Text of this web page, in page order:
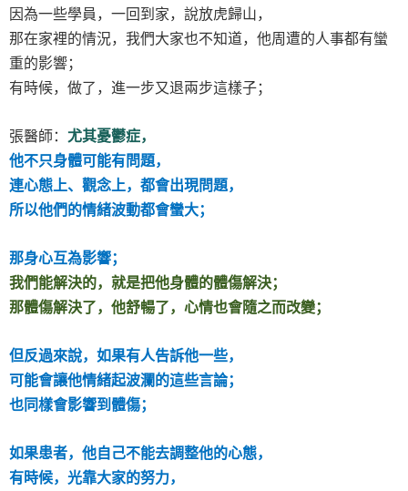
因為一些學員，一回到家，說放虎歸山，
那在家裡的情況，我們大家也不知道，他周遭的人事都有蠻
重的影響；
有時候，做了，進一步又退兩步這樣子；
張醫師： 尤其憂鬱症，
他不只身體可能有問題，
連心態上、觀念上，都會出現問題，
所以他們的情緒波動都會蠻大；
那身心互為影響；
我們能解決的，就是把他身體的體傷解決；
那體傷解決了，他舒暢了，心情也會隨之而改變；
但反過來說，如果有人告訴他一些，
可能會讓他情緒起波瀾的這些言論；
也同樣會影響到體傷；
如果患者，他自己不能去調整他的心態，
有時候，光靠大家的努力，